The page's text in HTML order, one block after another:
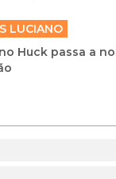
LUCIANO
Huck passa a